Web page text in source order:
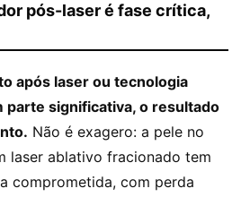
pós-laser é fase crítica,
após laser ou tecnologia
parte significativa, o resultado
Não é exagero: a pele no
laser ablativo fracionado tem
comprometida, com perda